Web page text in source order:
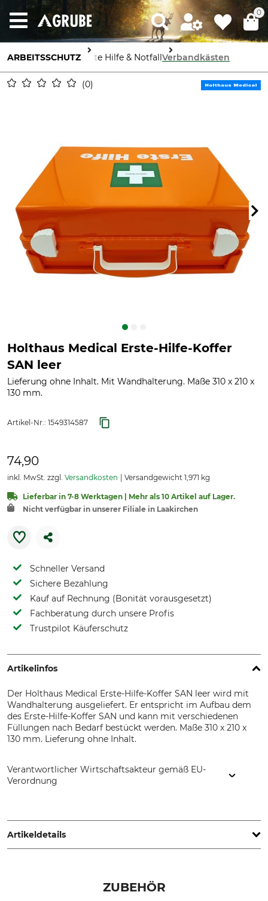
0
ARBEITSSCHUTZ Erste Hilfe & NotfallVerbandkästen
0
Holthaus Medical Erste-Hilfe-Koffer
SAN leer
Lieferung ohne Inhalt. Mit Wandhalterung. Maße 310 x 210 x
130 mm.
Artikel-Nr.: 1549314587
74,90
inkl. MwSt. zzgl. Versandkosten Versandgewicht 1,971 kg
Lieferbar in 7-8 Werktagen | Mehr als 10 Artikel auf Lager.
Nicht verfügbar in unserer Filiale in Laakirchen
Schneller Versand
Sichere Bezahlung
Kauf auf Rechnung (Bonität vorausgesetzt)
Fachberatung durch unsere Profis
Trustpilot Käuferschutz
Artikelinfos
Der Holthaus Medical Erste-Hilfe-Koffer SAN leer wird mit
Wandhalterung ausgeliefert. Er entspricht im Aufbau dem
des Erste-Hilfe-Koffer SAN und kann mit verschiedenen
Füllungen nach Bedarf bestückt werden. Maße 310 x 210 x
130 mm. Lieferung ohne Inhalt.
Verantwortlicher Wirtschaftsakteur gemäß EU-
Verordnung
Remscheid, Germany, www.holthaus.eu
Artikeldetails
Koffer
ZUBEHÖR